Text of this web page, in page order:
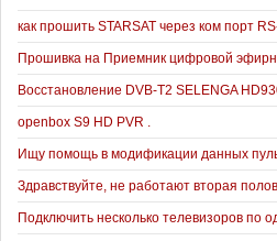
как прошить STARSAT через ком порт
Прошивка на Приемник цифровой
Восстановление DVB-T2 SELENGA
openbox S9 HD PVR .
Ищу помощь в модификации данных
Здравствуйте, не работают вторая
Подключить несколько телевизоров по